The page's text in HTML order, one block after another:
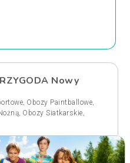
Nowy
, Obozy Paintballowe,
, Obozy Siatkarskie,